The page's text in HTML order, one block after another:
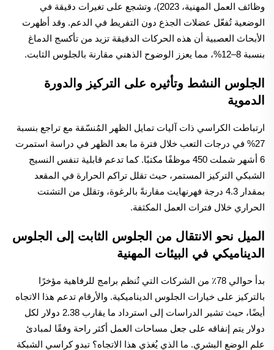
وظائف العمل المهنية، 2023)، وتشجع على تغيرات دقيقة في
الوضعية تُفعّل عضلات الجذع دون التفريط في الدعم. وقد أظهرت
الأبحاث العصبية أن هذه الحركات الدقيقة تزيد من تأكسج الدماغ
بنسبة 8–12%، مما يعزز الوضوح الذهني مقارنة بالجلوس الثابت.
الجلوس النشط وتأثيره على التركيز والدورة
الدموية
ارتباطت الكراسي ذات آليات تمايل الظهر المُنسّقة مع تراجع بنسبة
27% في درجات التعب خلال فترة ما بعد الظهر في دراسة استمرت
6 أشهر شملت 450 موظفًا مكتبًا. كما تدعم قابلية تنفس النسيج
الشبكي التركيز المستمر، حيث تقلل تراكم الحرارة في المقعد
بمقدار 4.3 درجة فهرنهايت مقارنةً بالرغوة، وتقلل من التشتت
الحراري خلال فترات العمل المكثفة.
الميل نحو الانتقال من الجلوس الثابت إلى الجلوس
الديناميكي في البيئات المهنية
بدأ حوالي 78٪ من الشركات التي تُنظم برامج للرفاهية مؤخرًا
بالتركيز على خيارات الجلوس الديناميكية. والأرقام تدعم هذا الاتجاه
أيضًا، حيث تشير الدراسات إلى استرداد ما يقارب 2.38 دولار لكل
دولار يتم إنفاقه على جعل مساحات العمل أكثر راحة وفقًا لمبادئ
علم الوضع البشري. ما الذي يُغذي هذا الاتجاه؟ تبدو كراسي الشبكة